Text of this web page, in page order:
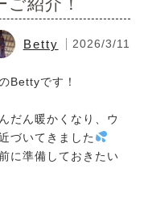
Betty 2026/3/11
Bettyです！
だん暖かくなり、ウ
づいてきました
に準備しておきたい